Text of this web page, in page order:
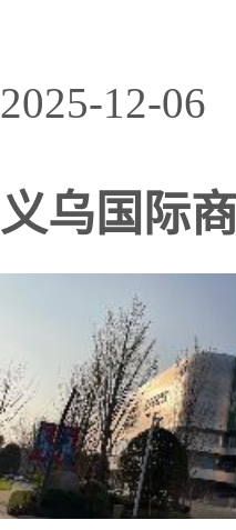
2025-12-06
义乌国际